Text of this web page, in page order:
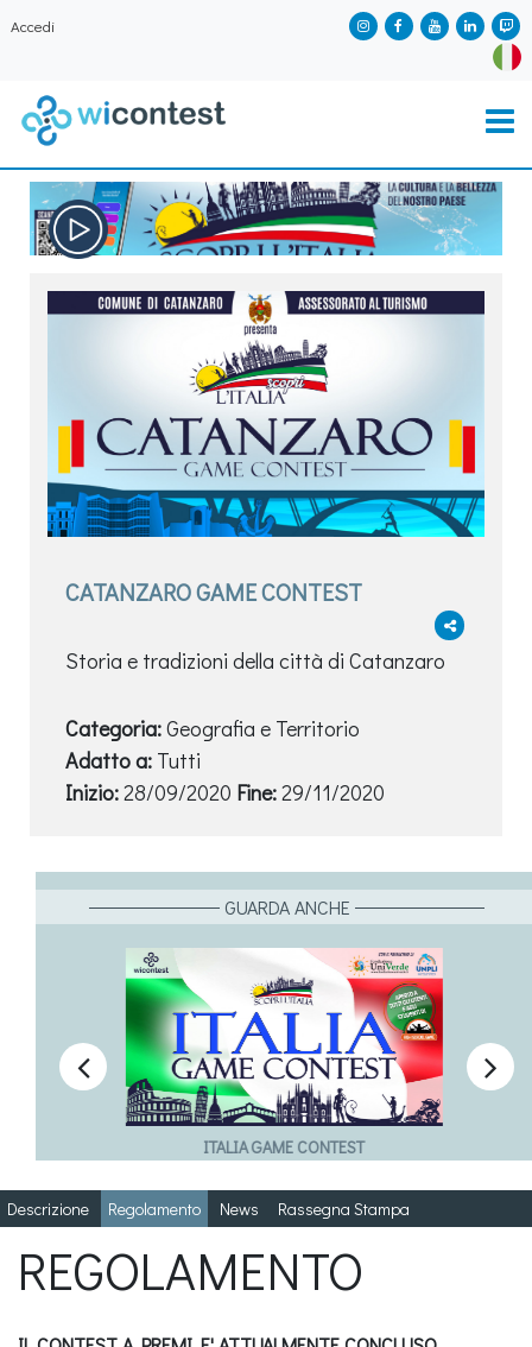
Accedi
CATANZARO GAME CONTEST
Storia e tradizioni della città di Catanzaro
Categoria:Geografia e Territorio
Adatto a: Tutti
Inizio:28/09/2020 Fine:29/11/2020
GUARDA ANCHE
ITALIA GAME CONTEST
 
Descrizione Regolamento News Rassegna Stampa
REGOLAMENTO